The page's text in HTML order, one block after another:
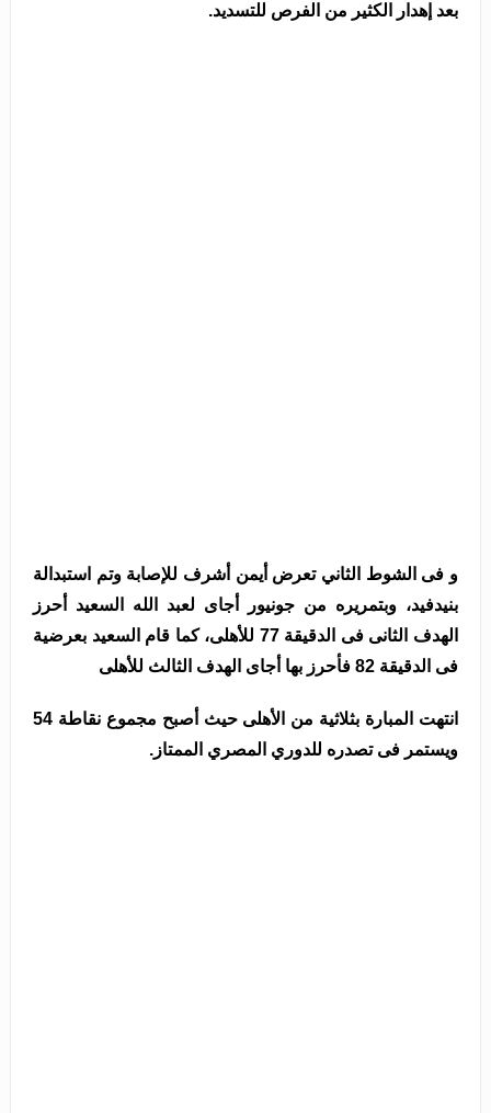
بعد إهدار الكثير من الفرص للتسديد.
و فى الشوط الثاني تعرض أيمن أشرف للإصابة وتم استبدالة
بنيدفيد، وبتمريره من جونيور أجاى لعبد الله السعيد أحرز
الهدف الثانى فى الدقيقة 77 للأهلى، كما قام السعيد بعرضية
فى الدقيقة 82 فأحرز بها أجاى الهدف الثالث للأهلى
انتهت المبارة بثلاثية من الأهلى حيث أصبح مجموع نقاطة 54
ويستمر فى تصدره للدوري المصري الممتاز.